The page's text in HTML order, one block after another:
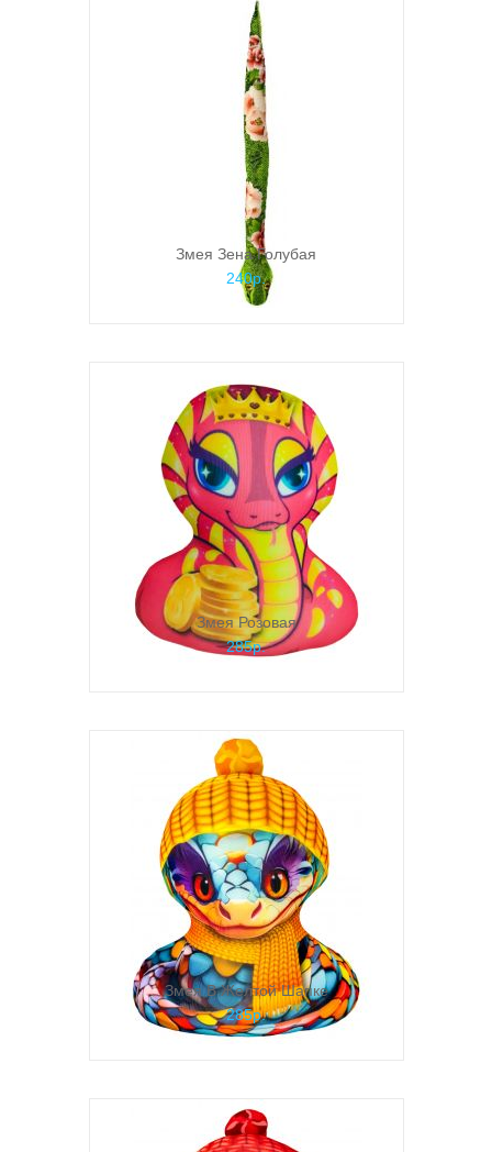
Змея Зена Голубая
240р.
Змея Розовая
285р.
Змея В Желтой Шапке
285р.